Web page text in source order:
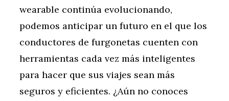
wearable continúa evolucionando,
podemos anticipar un futuro en el que los
conductores de furgonetas cuenten con
herramientas cada vez más inteligentes
para hacer que sus viajes sean más
seguros y eficientes. ¿Aún no conoces